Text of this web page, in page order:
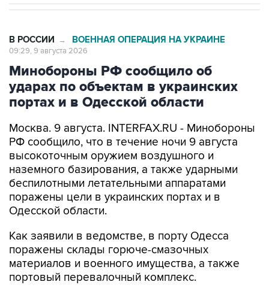
В РОССИИ → ВОЕННАЯ ОПЕРАЦИЯ НА УКРАИНЕ
09:29, 9 августа 2026
Минобороны РФ сообщило об
ударах по объектам в украинских
портах и в Одесской области
Москва. 9 августа. INTERFAX.RU - Минобороны
РФ сообщило, что в течение ночи 9 августа
высокоточным оружием воздушного и
наземного базирования, а также ударными
беспилотными летательными аппаратами
поражены цели в украинских портах и в
Одесской области.
Как заявили в ведомстве, в порту Одесса
поражены склады горюче-смазочных
материалов и военного имущества, а также
портовый перевалочный комплекс.